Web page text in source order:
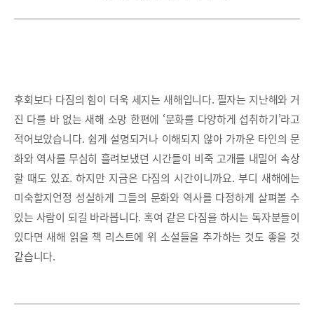
후회보다 다짐의 힘이 더욱 세지는 새해입니다. 필자는 지난해와 거
진 다를 바 없는 새해 소망 한편에 ‘문화를 다양하게 섭취하기’라고
적어보았습니다. 쉽게 설명되거나 이해되지 않아 가까운 타인의 문
화와 역사를 무심히 흘려보냈던 시간들이 비죽 고개를 내밀어 속상
할 때도 있죠. 하지만 지금은 다짐의 시간이니까요. 부디 새해에는
미숙할지언정 성실하게 그들의 문화와 역사를 다정하게 살펴볼 수
있는 사람이 되길 바라봅니다. 혹여 같은 다짐을 하시는 독자분들이
있다면 새해 읽을 책 리스트에 위 소설들을 추가하는 것도 좋을 것
같습니다.